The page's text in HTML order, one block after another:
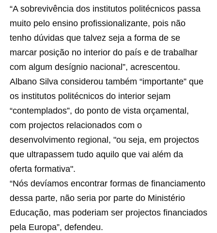
“A sobrevivência dos institutos politécnicos passa
muito pelo ensino profissionalizante, pois não
tenho dúvidas que talvez seja a forma de se
marcar posição no interior do país e de trabalhar
com algum desígnio nacional”, acrescentou.
Albano Silva considerou também “importante” que
os institutos politécnicos do interior sejam
“contemplados”, do ponto de vista orçamental,
com projectos relacionados com o
desenvolvimento regional, "ou seja, em projectos
que ultrapassem tudo aquilo que vai além da
oferta formativa".
“Nós devíamos encontrar formas de financiamento
dessa parte, não seria por parte do Ministério
Educação, mas poderiam ser projectos financiados
pela Europa”, defendeu.